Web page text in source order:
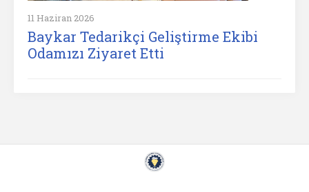
11 Haziran 2026
Baykar Tedarikçi Geliştirme Ekibi
Odamızı Ziyaret Etti